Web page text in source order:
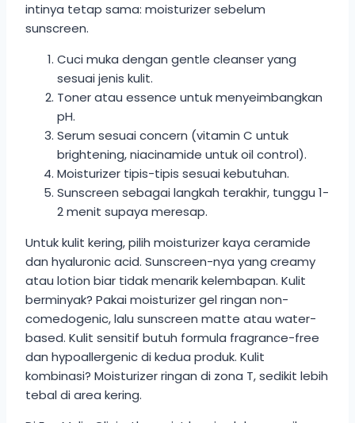
intinya tetap sama: moisturizer sebelum
sunscreen.
Cuci muka dengan gentle cleanser yang
sesuai jenis kulit.
Toner atau essence untuk menyeimbangkan
pH.
Serum sesuai concern (vitamin C untuk
brightening, niacinamide untuk oil control).
Moisturizer tipis-tipis sesuai kebutuhan.
Sunscreen sebagai langkah terakhir, tunggu 1-
2 menit supaya meresap.
Untuk kulit kering, pilih moisturizer kaya ceramide
dan hyaluronic acid. Sunscreen-nya yang creamy
atau lotion biar tidak menarik kelembapan. Kulit
berminyak? Pakai moisturizer gel ringan non-
comedogenic, lalu sunscreen matte atau water-
based. Kulit sensitif butuh formula fragrance-free
dan hypoallergenic di kedua produk. Kulit
kombinasi? Moisturizer ringan di zona T, sedikit lebih
tebal di area kering.